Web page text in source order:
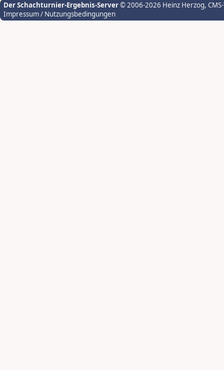
Der Schachturnier-Ergebnis-Server© 2006-2026 Heinz Herzog,
Impressum / Nutzungsbedingungen